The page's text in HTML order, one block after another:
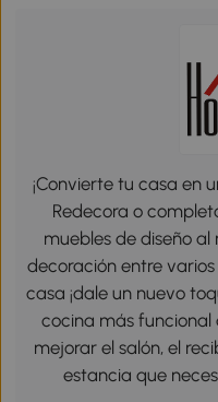
¡Convierte tu casa en
Redecora o
muebles de diseño al
decoración entre
casa ¡dale un nuevo
cocina más
mejorar el salón, el
estancia que